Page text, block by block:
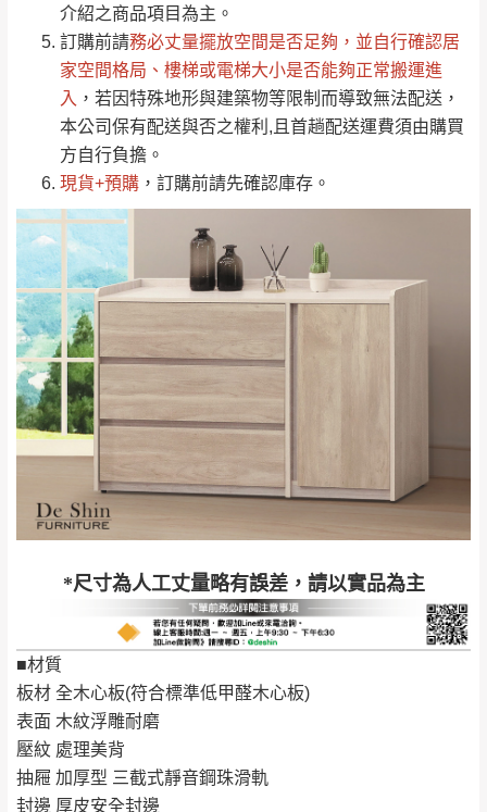
介紹之商品項目為主。
訂購前請務必丈量擺放空間是否足夠 ，並自行確認居
家空間格局、 樓梯或電梯大小是否能夠正常搬運進
入 ，若因特殊地形與建築物等限制而導致無法配送，
本公司保有配送與否之權利,且首趟配送運費須由購買
方自行負擔。
現貨+預購 ，訂購前請先確認庫存。
*尺寸為人工丈量略有誤差，請以實品為主
■材質
板材 全木心板(符合標準低甲醛木心板)
表面 木紋浮雕耐磨
壓紋 處理美背
抽屜 加厚型 三截式靜音鋼珠滑軌
封邊 厚皮安全封邊
免 運
費
＊A108產品另收運費
新竹
峨眉鄉、五峰鄉、
橫山、北埔鄉、尖
石鄉、寶山鄉山
區、新埔山區、芎
台北
新北
雙溪、貢寮、烏
石門、林口 下福
深坑山區
基隆
$ 9,000以下：
NT$500元
＊A108產品另收運費
基隆山區
苗栗
運費
＊A108產品另收運費
接單後二日內(不含例假日)，我們客服會與您
電話聯絡或E-Mail通知確認訂單。
（線上客
服 LINE → @dershin）
下單前先詢問是否現貨 ，若未詢問下單後無
現貨我們客服會再來電或E-Mail與您聯絡
（洽詢方式請搜尋 Line ID →
地區恕無法提供運送 (詳見運送規章)。
配送範圍：
苗栗至基隆；其它地區暫不開放，如因特殊
地型限制(山區、鄉、鎮、村)、樓梯太小、無
法搬運上樓等因素，導致無法配送，
保有出貨的權利。
保護物流人員的工作安全，賣家無提供吊掛
服務，若需以吊車或其他的吊掛方式吊運，
費用將由買方自行支付。
因大型傢俱有組裝、配送的問題，並非一般
機當天到貨前皆會再與您通知，讓你不用整
天在家等貨，以節省您的寶貴時間。
由於百貨公司配送較為不易，故暫無法配送
至百貨公司內部。
發票寄送：
若您選擇三聯式或索取兩聯式發票，發票將於商品
完成出貨15個工作天另行寄出，另外約加上2~7個